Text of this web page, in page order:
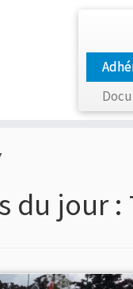
du jour :